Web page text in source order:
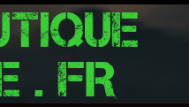
. FR